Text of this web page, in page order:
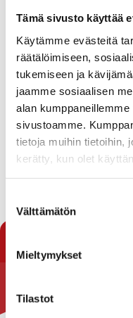
Tämä sivusto käyttää
Käytämme evästeitä
räätälöimiseen,
tukemiseen ja
jaamme sosiaalisen
alan
sivustoamme.
tietoja muihin tietoihin,
kerätty, kun olet
valinta
Välttämätön
Mieltymykset
Tilastot
Notice Ei tuloksia.
Tuleva
Valitse
päivä.
EdellisetTapahtumat
Rautalammin kunta